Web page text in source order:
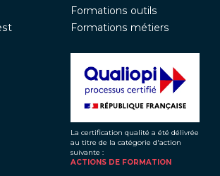
Formations outils
Formations métiers
La certification qualité a été délivrée
au titre de la catégorie d'action
suivante :
ACTIONS DE FORMATION